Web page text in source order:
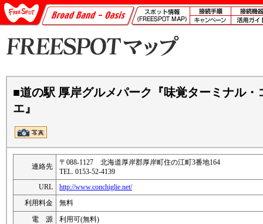
■道の駅 厚岸グルメパーク『味覚ターミナル・
エ』
連絡先
〒088-1127 北海道厚岸郡厚岸町住の江町3番地164
TEL. 0153-52-4139
URL
http://www.conchiglie.net/
利用料金
無料
電 源
利用可(無料)